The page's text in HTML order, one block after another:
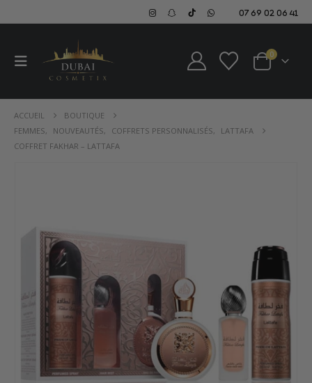
07 69 02 06 41
0
ACCUEIL
BOUTIQUE
FEMMES, NOUVEAUTÉS, COFFRETS PERSONNALISÉS,
LATTAFA
COFFRET FAKHAR – LATTAFA